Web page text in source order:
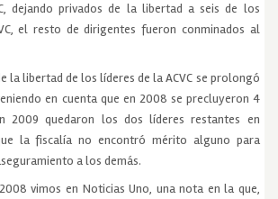
dejando privados de la libertad a seis de los
el resto de dirigentes fueron conminados al
la libertad de los líderes de la ACVC se prolongó
en cuenta que en 2008 se precluyeron 4
2009 quedaron los dos líderes restantes en
la fiscalía no encontró mérito alguno para
a los demás.
vimos en Noticias Uno, una nota en la que,